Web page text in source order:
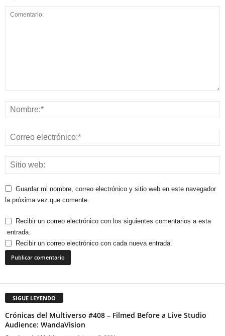
Guardar mi nombre, correo electrónico y sitio web en este navegador
la próxima vez que comente.
Recibir un correo electrónico con los siguientes comentarios a esta
entrada.
Recibir un correo electrónico con cada nueva entrada.
SIGUE LEYENDO
Crónicas del Multiverso #408 – Filmed Before a Live Studio
Audience: WandaVision